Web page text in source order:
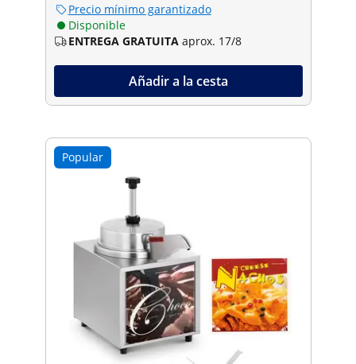
Precio mínimo garantizado
Disponible
ENTREGA GRATUITA aprox. 17/8
Añadir a la cesta
Popular